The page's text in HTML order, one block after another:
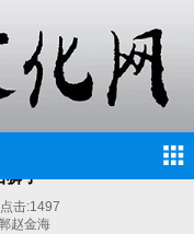
狮子
点击:1497
赵金海